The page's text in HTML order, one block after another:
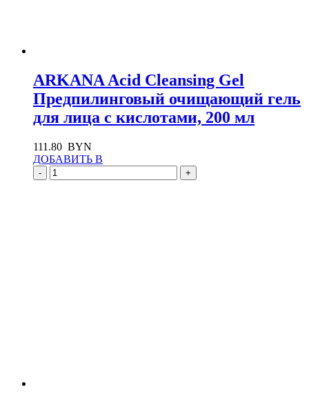
ARKANA Acid Cleansing Gel
Предпилинговый очищающий гель
для лица с кислотами, 200 мл
111.80 BYN
ДОБАВИТЬ В
- +